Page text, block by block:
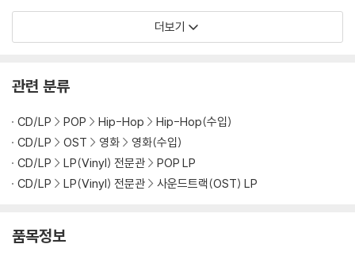
더보기
관련 분류
CD/LP POP Hip-Hop
Hip-Hop(수입)
CD/LP
OST 영화
영화(수입)
CD/LP
LP(Vinyl) 전문관
POP LP
CD/LP
LP(Vinyl) 전문관 사운드트랙(OST) LP
품목정보